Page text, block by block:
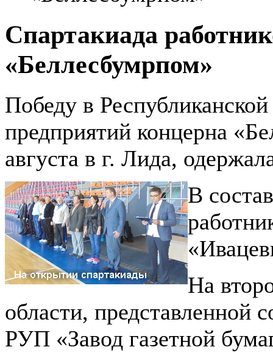
Спартакиада
«Беллесбумрпом»
Победу в
предприятий концерна
августа в г. Лида,
В
На
области,
РУП «Завод газетной